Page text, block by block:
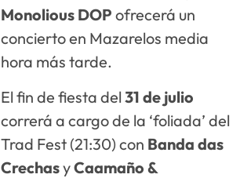
Monolious DOP ofrecerá un
concierto en Mazarelos media
hora más tarde.
El fin de fiesta del31 de julio
correrá a cargo de la ‘foliada’ del
Trad Fest (21:30) con Banda das
CrechasyCaamaño &